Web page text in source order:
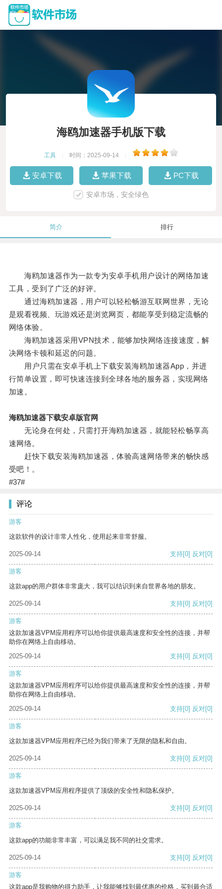
海鸥加速器手机版下载
工具 时间：2025-09-14
安卓下载 苹果下载 PC下载
安卓市场，安全绿色
简介 排行
海鸥加速器作为一款专为安卓手机用户设计的网络加速
工具，受到了广泛的好评。
通过海鸥加速器，用户可以轻松畅游互联网世界，无论
是观看视频、玩游戏还是浏览网页，都能享受到稳定流畅的
网络体验。
海鸥加速器采用VPN技术，能够加快网络连接速度，解
决网络卡顿和延迟的问题。
用户只需在安卓手机上下载安装海鸥加速器App，并进
行简单设置，即可快速连接到全球各地的服务器，实现网络
加速。
海鸥加速器下载安卓版官网
无论身在何处，只需打开海鸥加速器，就能轻松畅享高
速网络。
赶快下载安装海鸥加速器，体验高速网络带来的畅快感
受吧！。
#37#
评论
游客
这款软件的设计非常人性化，使用起来非常舒服。
2025-09-14 支持[0] 反对[0]
游客
这款app的用户群体非常庞大，我可以结识到来自世界各地的朋友。
2025-09-14 支持[0] 反对[0]
游客
这款加速器VPM应用程序可以给你提供最高速度和安全性的连接，并帮
助你在网络上自由移动。
2025-09-14
支持[0] 反对[0]
游客
这款加速器VPM应用程序可以给你提供最高速度和安全性的连接，并帮
助你在网络上自由移动。
2025-09-14
支持[0] 反对[0]
游客
这款加速器VPM应用程序已经为我们带来了无限的隐私和自由。
2025-09-14 支持[0] 反对[0]
游客
这款加速器VPM应用程序提供了顶级的安全性和隐私保护。
2025-09-14 支持[0] 反对[0]
游客
这款app的功能非常丰富，可以满足我不同的社交需求。
2025-09-14 支持[0] 反对[0]
游客
这款app是我购物的得力助手，让我能够找到最优惠的价格，买到最合适